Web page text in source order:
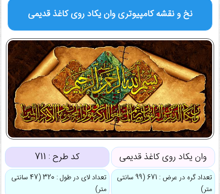
نخ و نقشه کامپیوتریوان یکاد روی کاغذ قدیمی
وان یکاد روی کاغذ قدیمی کد طرح : 711
تعداد گره در عرض : 671 (99 سانتی
متر)
تعداد لای در طول : 320 (47 سانتی
متر)